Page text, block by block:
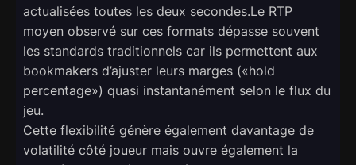
actualisées toutes les deux secondes.Le RTP
moyen observé sur ces formats dépasse souvent
les standards traditionnels car ils permettent aux
bookmakers d’ajuster leurs marges («​hold
percentage​») quasi instantanément selon le flux du
jeu.
Cette flexibilité génère également davantage de
volatilité côté joueur mais ouvre également la